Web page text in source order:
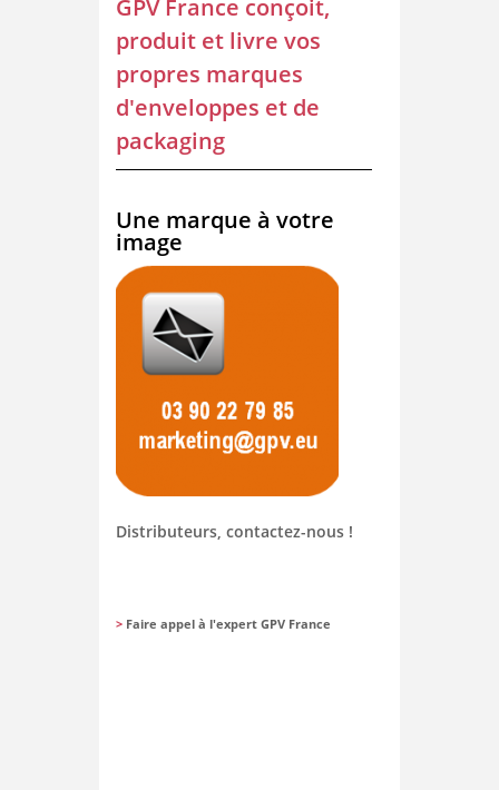
GPV France conçoit,
produit et livre vos
propres marques
d'enveloppes et de
packaging
Une marque à votre
image
Distributeurs, contactez-nous !
> Faire appel à l'expert GPV France